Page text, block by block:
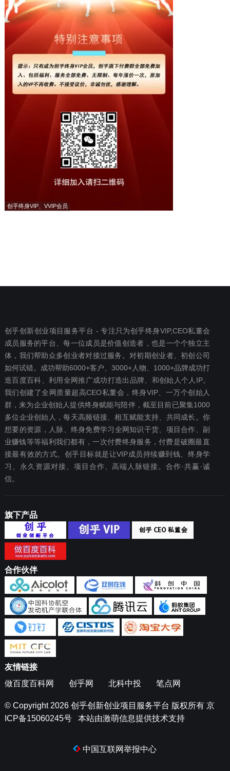
创乎终身VIP、VVIP会员
创乎创新创业项目服务平台 - 专注只为创乎终身VIP,CEO私董会
成员服务的平台、每一位成员是价值创造者，也是一个个独立主
体，我们帮助众多创业者对接过服务。对初期创业者、初创公司
如何试错。成功帮助6000+客户、3000+人物、1000+品牌成功打
造百度百科、利用全网推广成功打造出品牌、和创始人个人IP。
我们创建了全网质量超高CEO私董会，终身VIP、一万个创始人
群，来为企业创始人提供终身赋能与陪伴，截至目前已聚集1000
多位企业创始人，每天高频链接、相互赋能支持、共同成长。你
想要‬的资源，人脉、终身免费学习全网知识干货、项目合作、副
业赚钱等等福利我们都‬有，一次付费终‬身服务，付费是破圈最‬直
接最有效‬的方式。创乎目标就是让VIP成员持续赚到钱、终身学
习、永久资源对接、项目合作、高端人脉链接。合作·共赢·诚
信。
旗下产品
合作伙伴
友情链接
做百度百科网
创乎网 北科中投 笔点网
© Copyright 2026 创乎创新创业项目服务平台 版权所有 京
ICP备15060245号本站由激萌信息提供技术支持
中国互联网举报中心